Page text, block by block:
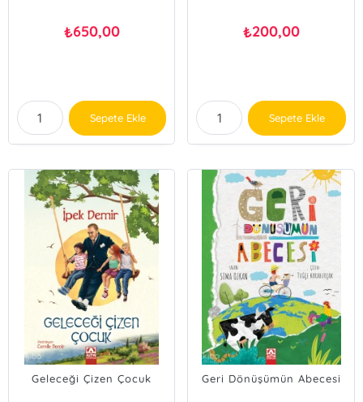
₺650,00
Sepete Ekle
₺200,00
Sepete Ekle
Geleceği Çizen Çocuk Geri Dönüşümün Abecesi